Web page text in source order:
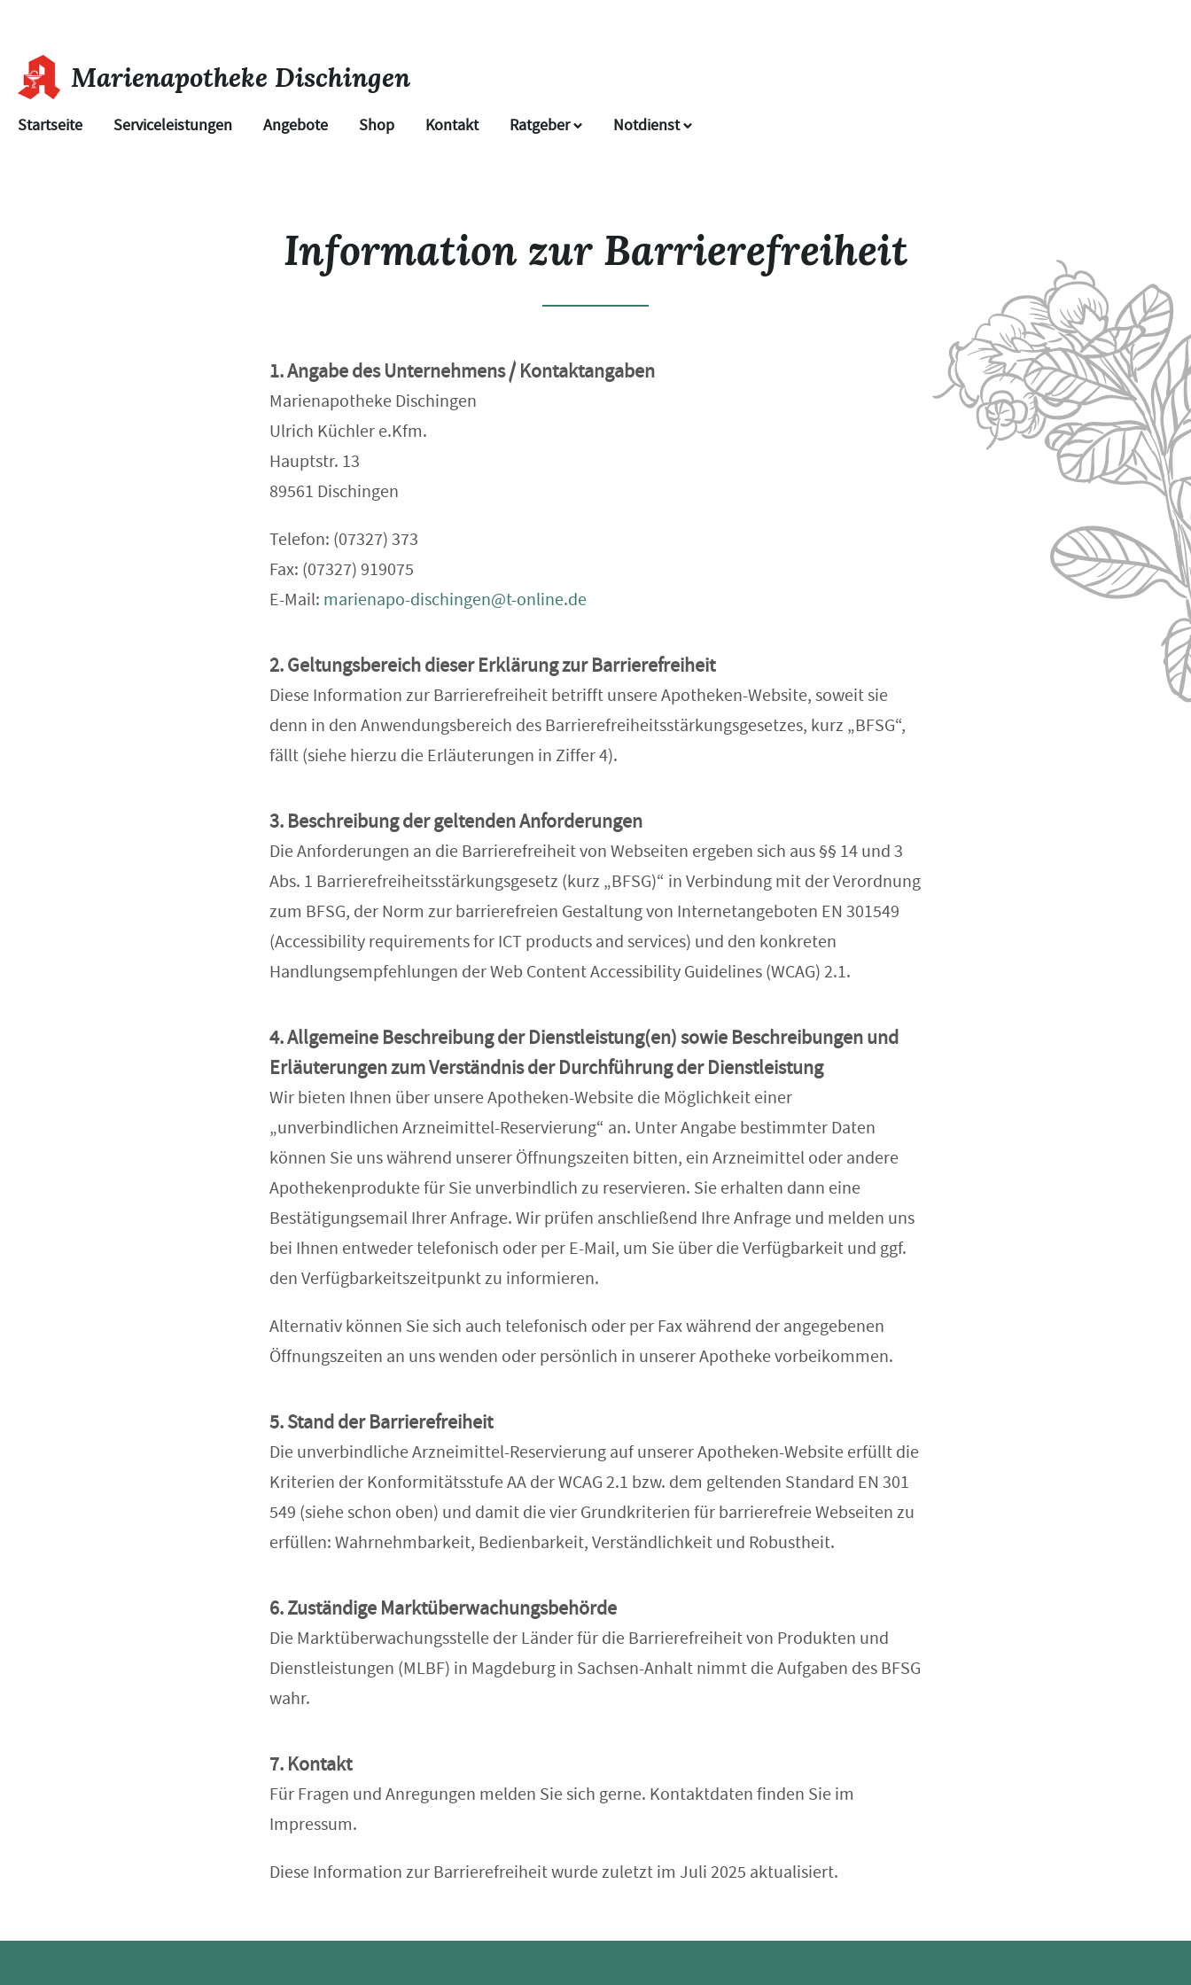
Marienapotheke Dischingen
Startseite Serviceleistungen Angebote Shop Kontakt Ratgeber Notdienst
Information zur Barrierefreiheit
1. Angabe des Unternehmens / Kontaktangaben
Marienapotheke Dischingen
Ulrich Küchler e.Kfm.
Hauptstr. 13
89561 Dischingen
Telefon: (07327) 373
Fax: (07327) 919075
E-Mail: marienapo-dischingen@t-online.de
2. Geltungsbereich dieser Erklärung zur Barrierefreiheit
Diese Information zur Barrierefreiheit betrifft unsere Apotheken-Website, soweit sie
denn in den Anwendungsbereich des Barrierefreiheitsstärkungsgesetzes, kurz „BFSG“,
fällt (siehe hierzu die Erläuterungen in Ziffer 4).
3. Beschreibung der geltenden Anforderungen
Die Anforderungen an die Barrierefreiheit von Webseiten ergeben sich aus §§ 14 und 3
Abs. 1 Barrierefreiheitsstärkungsgesetz (kurz „BFSG)“ in Verbindung mit der Verordnung
zum BFSG, der Norm zur barrierefreien Gestaltung von Internetangeboten EN 301549
(Accessibility requirements for ICT products and services) und den konkreten
Handlungsempfehlungen der Web Content Accessibility Guidelines (WCAG) 2.1.
4. Allgemeine Beschreibung der Dienstleistung(en) sowie Beschreibungen und
Erläuterungen zum Verständnis der Durchführung der Dienstleistung
Wir bieten Ihnen über unsere Apotheken-Website die Möglichkeit einer
„unverbindlichen Arzneimittel-Reservierung“ an. Unter Angabe bestimmter Daten
können Sie uns während unserer Öffnungszeiten bitten, ein Arzneimittel oder andere
Apothekenprodukte für Sie unverbindlich zu reservieren. Sie erhalten dann eine
Bestätigungsemail Ihrer Anfrage. Wir prüfen anschließend Ihre Anfrage und melden uns
bei Ihnen entweder telefonisch oder per E-Mail, um Sie über die Verfügbarkeit und ggf.
den Verfügbarkeitszeitpunkt zu informieren.
Alternativ können Sie sich auch telefonisch oder per Fax während der angegebenen
Öffnungszeiten an uns wenden oder persönlich in unserer Apotheke vorbeikommen.
5. Stand der Barrierefreiheit
Die unverbindliche Arzneimittel-Reservierung auf unserer Apotheken-Website erfüllt die
Kriterien der Konformitätsstufe AA der WCAG 2.1 bzw. dem geltenden Standard EN 301
549 (siehe schon oben) und damit die vier Grundkriterien für barrierefreie Webseiten zu
erfüllen: Wahrnehmbarkeit, Bedienbarkeit, Verständlichkeit und Robustheit.
6. Zuständige Marktüberwachungsbehörde
Die Marktüberwachungsstelle der Länder für die Barrierefreiheit von Produkten und
Dienstleistungen (MLBF) in Magdeburg in Sachsen-Anhalt nimmt die Aufgaben des BFSG
wahr.
7. Kontakt
Für Fragen und Anregungen melden Sie sich gerne. Kontaktdaten finden Sie im
Impressum.
Diese Information zur Barrierefreiheit wurde zuletzt im Juli 2025 aktualisiert.